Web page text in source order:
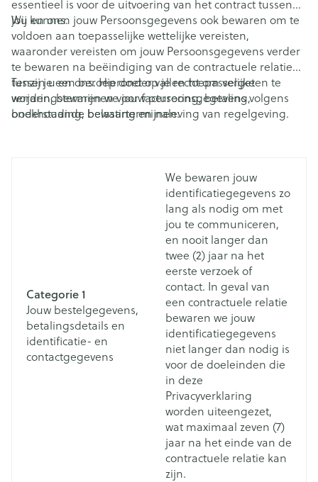
essentieel is voor de uitvoering van het contract tussen
jou en ons.
Wij kunnen jouw Persoonsgegevens ook bewaren om te
voldoen aan toepasselijke wettelijke vereisten,
waaronder vereisten om jouw Persoonsgegevens verder
te bewaren na beëindiging van de contractuele relatie
tussen u en ons. Hieronder vallen toepasselijke
verjaringstermijnen voor facturering, betaling,
boekhouding, belasting en naleving van regelgeving.
Tenzij je een beroep doet op je recht om vergeten te
worden, bewaren we jouw persoonsgegevens volgens
onderstaande bewaartermijnen:
Categorie 1
Jouw bestelgegevens,
betalingsdetails en
identificatie- en
contactgegevens
We bewaren jouw
identificatiegegevens zo
lang als nodig om met
jou te communiceren,
en nooit langer dan
twee (2) jaar na het
eerste verzoek of
contact. In geval van
een contractuele relatie
bewaren we jouw
identificatiegegevens
niet langer dan nodig is
voor de doeleinden die
in deze
Privacyverklaring
worden uiteengezet,
wat maximaal zeven (7)
jaar na het einde van de
contractuele relatie kan
zijn.